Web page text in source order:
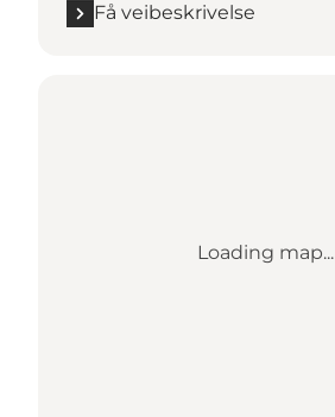
Få veibeskrivelse
Loading map...